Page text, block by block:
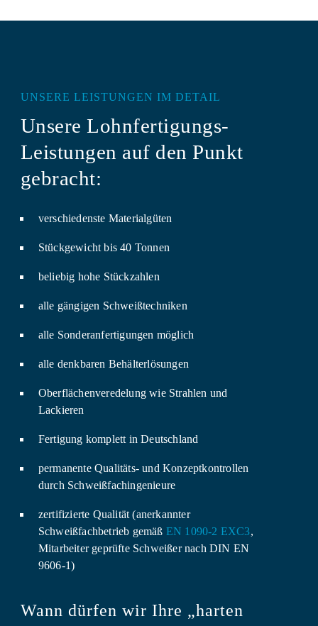
UNSERE LEISTUNGEN IM DETAIL
Unsere Lohnfertigungs-
Leistungen auf den Punkt
gebracht:
verschiedenste Materialgüten
Stückgewicht bis 40 Tonnen
beliebig hohe Stückzahlen
alle gängigen Schweißtechniken
alle Sonderanfertigungen möglich
alle denkbaren Behälterlösungen
Oberflächenveredelung wie Strahlen und
Lackieren
Fertigung komplett in Deutschland
permanente Qualitäts- und Konzeptkontrollen
durch Schweißfachingenieure
zertifizierte Qualität (anerkannter
Schweißfachbetrieb gemäß EN 1090-2 EXC3,
Mitarbeiter geprüfte Schweißer nach DIN EN
9606-1)
Wann dürfen wir Ihre „harten